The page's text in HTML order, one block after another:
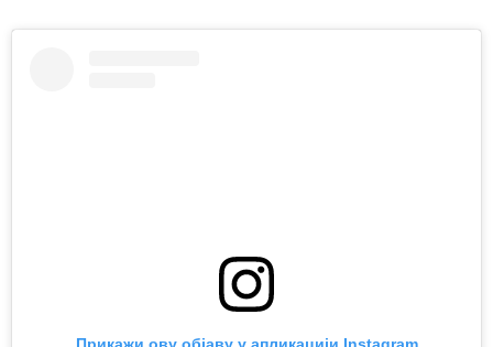
Прикажи ову објаву у апликацији Instagram